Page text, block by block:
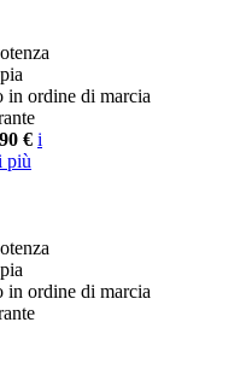
in ordine di marcia
€ i
più
in ordine di marcia